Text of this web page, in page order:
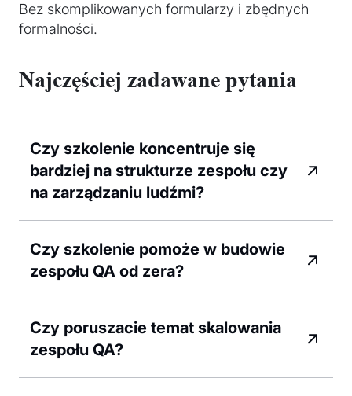
Bez skomplikowanych formularzy i zbędnych
formalności.
Najczęściej zadawane pytania
Czy szkolenie koncentruje się
bardziej na strukturze zespołu czy
na zarządzaniu ludźmi?
Czy szkolenie pomoże w budowie
zespołu QA od zera?
Czy poruszacie temat skalowania
zespołu QA?